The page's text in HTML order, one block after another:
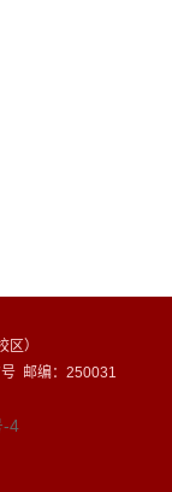
区）
邮编：250031
-4